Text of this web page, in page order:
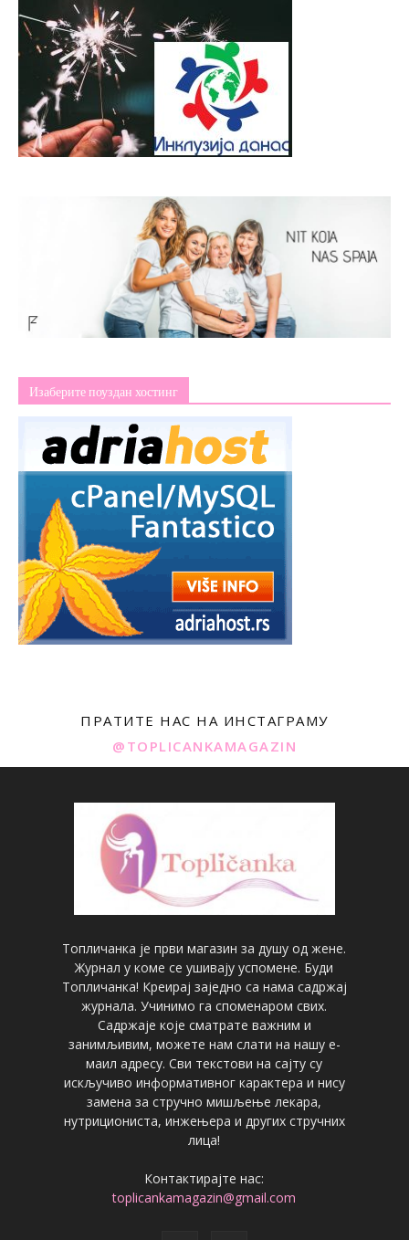
Изаберите поуздан хостинг
ПРАТИТЕ НАС НА ИНСТАГРАМУ
@TOPLICANKAMAGAZIN
Топличанка је први магазин за душу од жене.
Журнал у коме се ушивају успомене. Буди
Топличанка! Креирај заједно са нама садржај
журнала. Учинимо га споменаром свих.
Садржаје које сматрате важним и
занимљивим, можете нам слати на нашу е-
маил адресу. Сви текстови на сајту су
искључиво информативног карактера и нису
замена за стручно мишљење лекара,
нутрициониста, инжењера и других стручних
лица!
Контактирајте нас:
toplicankamagazin@gmail.com